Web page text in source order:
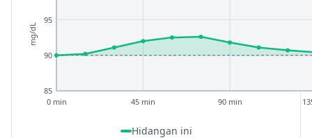
85
90
95
0 min 45 min 90 min
mg/dL
Hidangan ini